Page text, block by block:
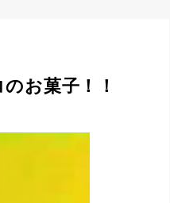
お菓子！！